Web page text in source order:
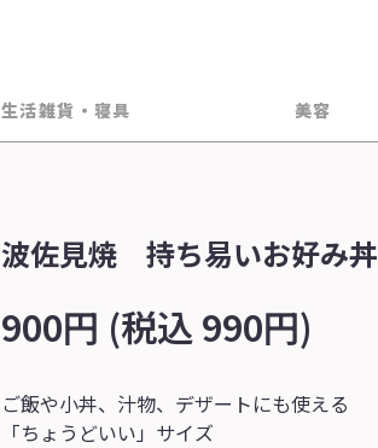
生活雑貨・寝具 美容
波佐見焼 持ち易いお好み丼
900円 (税込 990円)
ご飯や小丼、汁物、デザートにも使える
「ちょうどいい」サイズ